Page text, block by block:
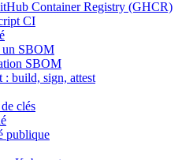
Container Registry (GHCR)
CI
un SBOM
SBOM
build, sign, attest
clés
publique